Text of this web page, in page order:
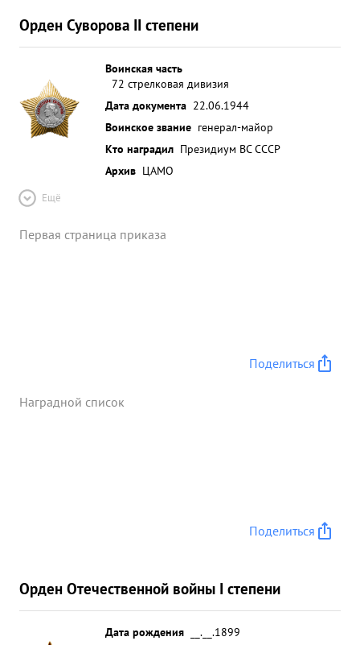
Орден Суворова II степени
Воинская часть
72 стрелковая дивизия
Дата документа 22.06.1944
Воинское звание генерал-майор
Кто наградил Президиум ВС СССР
Архив ЦАМО
Ещё
Первая страница приказа
Поделиться
Наградной список
Поделиться
Орден Отечественной войны I степени
Дата рождения
__.__.1899